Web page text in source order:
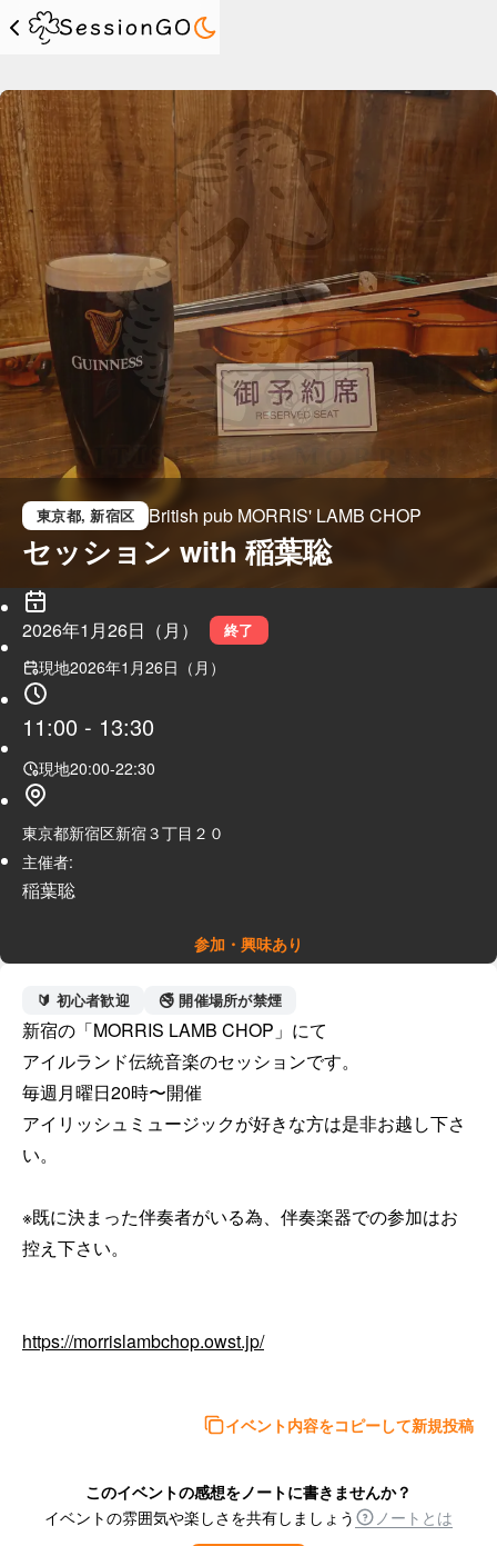
東京都, 新宿区 British pub MORRIS' LAMB CHOP
セッション with 稲葉聡
2026年1月26日（月） 終了
現地2026年1月26日（月）
11:00 - 13:30
現地20:00-22:30
東京都新宿区新宿３丁目２０
主催者:
稲葉聡
参加・興味あり
🔰 初心者歓迎 🚭 開催場所が禁煙
新宿の「MORRIS LAMB CHOP」にて
アイルランド伝統音楽のセッションです。
毎週月曜日20時〜開催
アイリッシュミュージックが好きな方は是非お越し下さ
い。
※既に決まった伴奏者がいる為、伴奏楽器での参加はお
控え下さい。
https://morrislambchop.owst.jp/
イベント内容をコピーして新規投稿
このイベントの感想をノートに書きませんか？
イベントの雰囲気や楽しさを共有しましょう
ノートとは